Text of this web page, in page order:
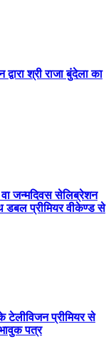
श्री राजा बुंदेला का
जन्मदिवस सेलिब्रेशन
प्रीमियर वीकेण्ड से
टेलीविजन प्रीमियर से
पत्र